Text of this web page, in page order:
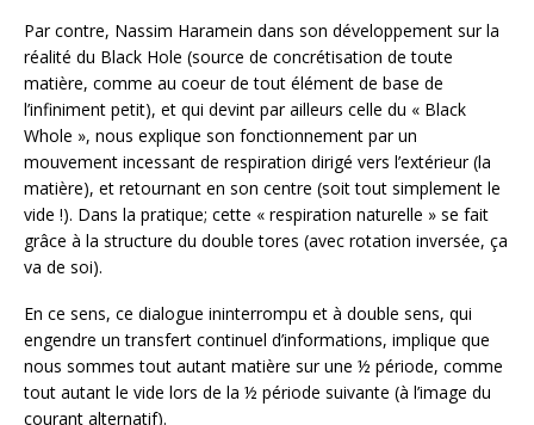
Par contre, Nassim Haramein dans son développement sur la
réalité du Black Hole (source de concrétisation de toute
matière, comme au coeur de tout élément de base de
l’infiniment petit), et qui devint par ailleurs celle du « Black
Whole », nous explique son fonctionnement par un
mouvement incessant de respiration dirigé vers l’extérieur (la
matière), et retournant en son centre (soit tout simplement le
vide !). Dans la pratique; cette « respiration naturelle » se fait
grâce à la structure du double tores (avec rotation inversée, ça
va de soi).
En ce sens, ce dialogue ininterrompu et à double sens, qui
engendre un transfert continuel d’informations, implique que
nous sommes tout autant matière sur une ½ période, comme
tout autant le vide lors de la ½ période suivante (à l’image du
courant alternatif).